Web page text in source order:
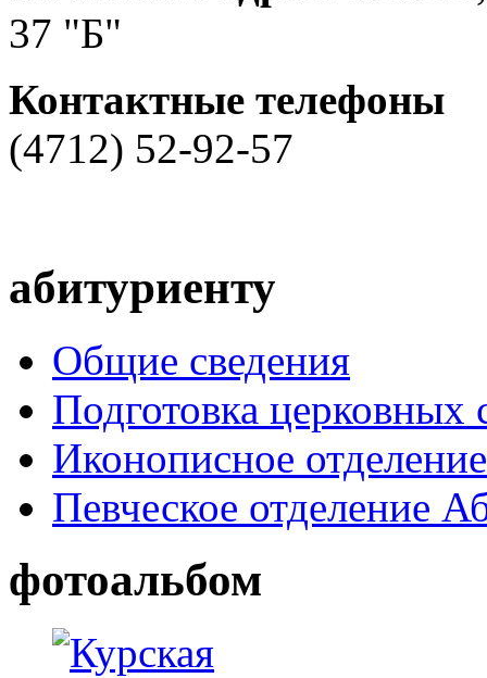
37 "Б"
Контактные телефоны
(4712) 52-92-57
абитуриенту
Общие сведения
Подготовка церковных
Иконописное
Певческое отделение
фотоальбом